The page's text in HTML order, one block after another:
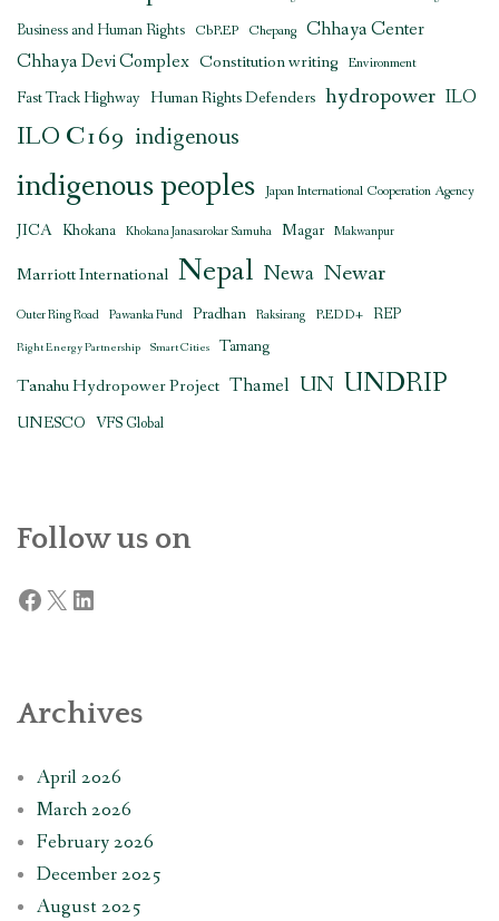
Business and Human Rights CbREP Chepang Chhaya Center
Chhaya Devi Complex Constitution writing Environment
Fast Track Highway Human Rights Defenders hydropower ILO
ILO C169 indigenous
indigenous peoples Japan International Cooperation Agency
JICA Khokana Khokana Janasarokar Samuha Magar Makwanpur
Marriott International Nepal Newa Newar
Outer Ring Road Pawanka Fund Pradhan Raksirang REDD+ REP
Right Energy Partnership Smart Cities Tamang
Tanahu Hydropower Project Thamel UN UNDRIP
UNESCO VFS Global
Follow us on
Facebook
X LinkedIn
Archives
April 2026
March 2026
February 2026
December 2025
August 2025